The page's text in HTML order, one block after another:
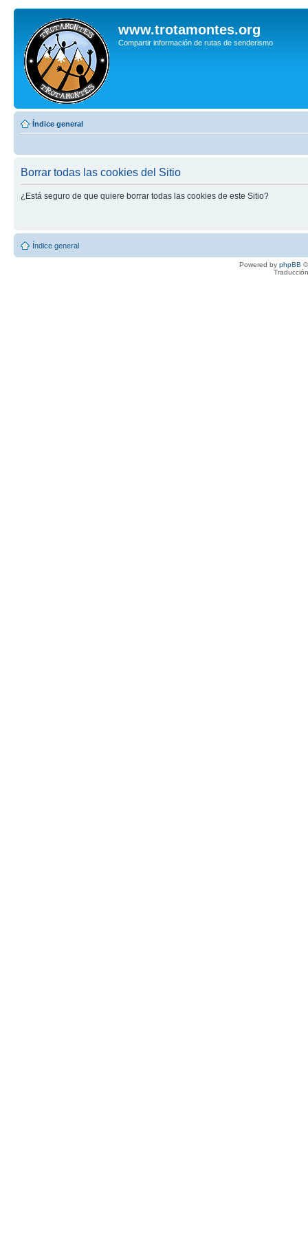
www.trotamontes.org
Compartir información de rutas de senderismo
Índice general
Borrar todas las cookies del Sitio
¿Está seguro de que quiere borrar todas las cookies de este Sitio?
Índice general
Powered by phpBB